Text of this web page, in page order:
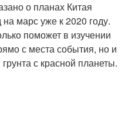
о планах Китая
марс уже к 2020 году.
поможет в изучении
с места события, но и
с красной планеты.